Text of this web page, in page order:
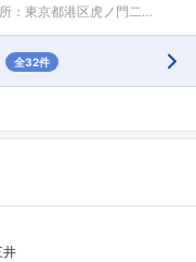
京都港区虎ノ門二丁目3 ...
全32件
井